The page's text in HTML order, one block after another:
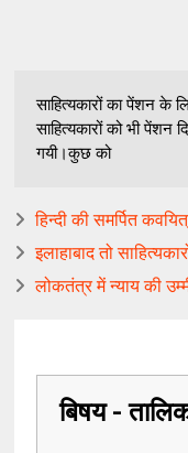
साहित्यकारों का पेंशन के
साहित्यकारों को भी पेंशन
गयी।कुछ को
हिन्दी की समर्पित
इलाहाबाद तो
लोकतंत्र में न्याय की
बिषय -